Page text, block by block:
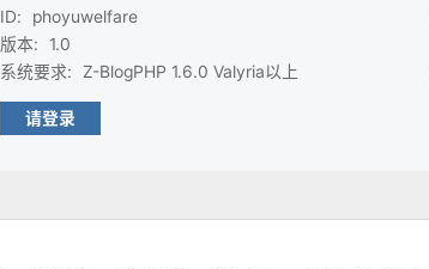
ID:
phoyuwelfare
版本:
1.0
系统要求: Z-BlogPHP 1.6.0 Valyria以上
请登录